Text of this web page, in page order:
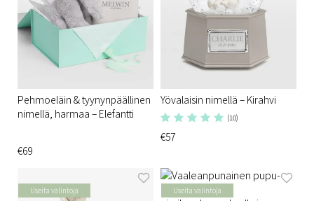
Pehmoeläin & tyynynpäällinen
nimellä, harmaa – Elefantti
€69
Yövalaisin nimellä – Kirahvi
(10)
€57
Useita valintoja Useita valintoja